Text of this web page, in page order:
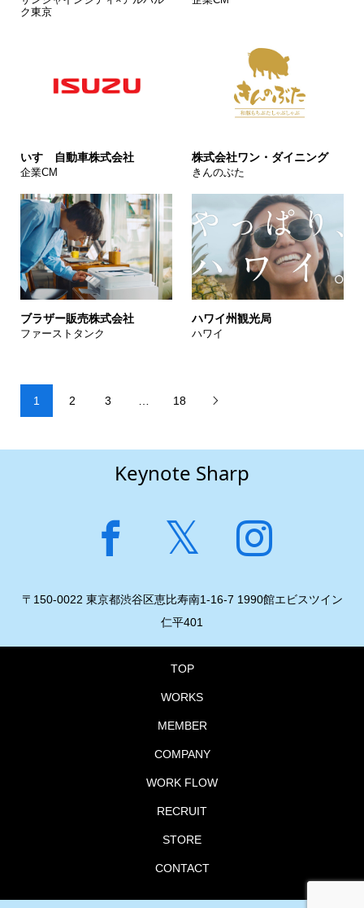
ク東京
いすゞ自動車株式会社
企業CM
株式会社ワン・ダイニング
きんのぶた
ブラザー販売株式会社
ファーストタンク
ハワイ州観光局
ハワイ
1 2 3 18 
Keynote Sharp
〒150-0022 東京都渋谷区恵比寿南1-16-7 1990館エビスツイン
仁平401
TOP
WORKS
MEMBER
COMPANY
WORK FLOW
RECRUIT
STORE
CONTACT